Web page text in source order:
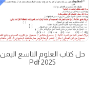
حل كتاب العلوم التاسع اليمن
2025 Pdf